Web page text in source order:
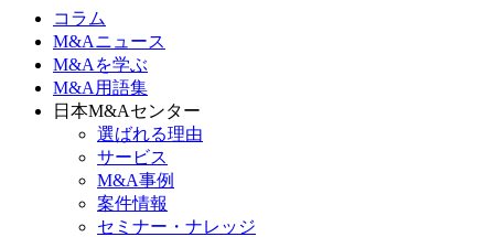
コラム
M&Aニュース
M&Aを学ぶ
M&A用語集
日本M&Aセンター
選ばれる理由
サービス
M&A事例
案件情報
セミナー・ナレッジ